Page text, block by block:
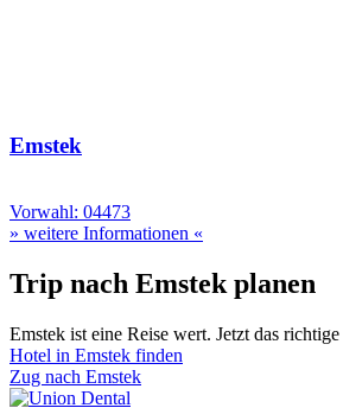
Emstek
Vorwahl: 04473
» weitere Informationen «
Trip nach Emstek planen
Emstek ist eine Reise wert. Jetzt das
Hotel in Emstek finden
Zug nach Emstek